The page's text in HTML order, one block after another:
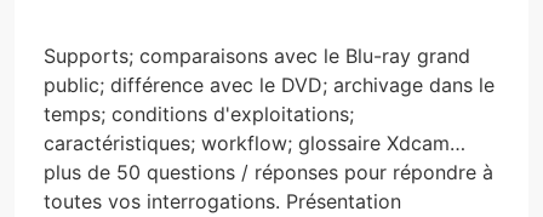
Supports; comparaisons avec le Blu-ray grand
public; différence avec le DVD; archivage dans le
temps; conditions d'exploitations;
caractéristiques; workflow; glossaire Xdcam…
plus de 50 questions / réponses pour répondre à
toutes vos interrogations. Présentation